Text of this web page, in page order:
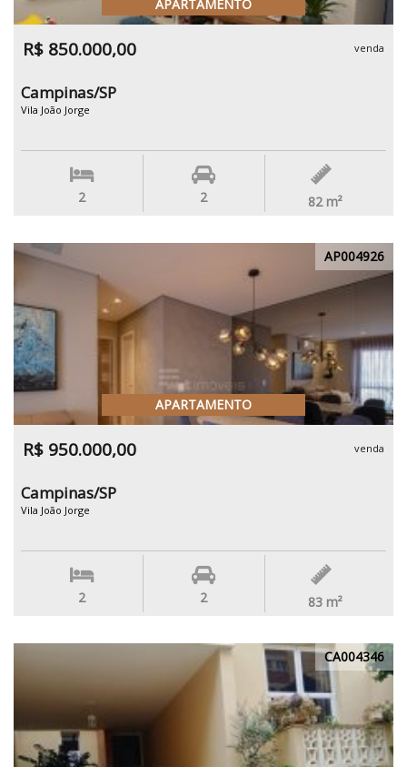
APARTAMENTO
R$ 850.000,00 venda
Campinas/SP
Vila João Jorge
2 2 82 m²
AP004926
APARTAMENTO
R$ 950.000,00 venda
Campinas/SP
Vila João Jorge
2 2 83 m²
CA004346